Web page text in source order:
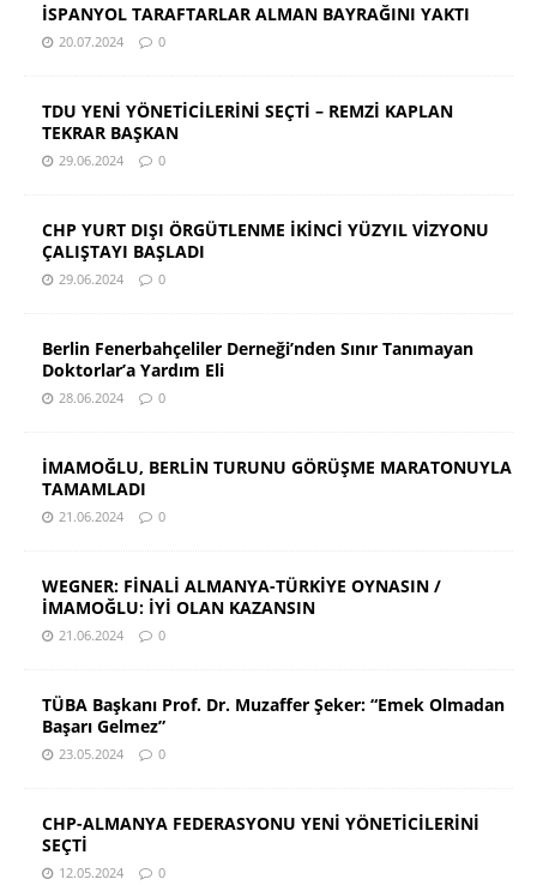
İSPANYOL TARAFTARLAR ALMAN BAYRAĞINI YAKTI
20.07.2024 0
TDU YENİ YÖNETİCİLERİNİ SEÇTİ – REMZİ KAPLAN
TEKRAR BAŞKAN
29.06.2024 0
CHP YURT DIŞI ÖRGÜTLENME İKİNCİ YÜZYIL VİZYONU
ÇALIŞTAYI BAŞLADI
29.06.2024 0
Berlin Fenerbahçeliler Derneği’nden Sınır Tanımayan
Doktorlar’a Yardım Eli
28.06.2024 0
İMAMOĞLU, BERLİN TURUNU GÖRÜŞME MARATONUYLA
TAMAMLADI
21.06.2024 0
WEGNER: FİNALİ ALMANYA-TÜRKİYE OYNASIN /
İMAMOĞLU: İYİ OLAN KAZANSIN
21.06.2024 0
TÜBA Başkanı Prof. Dr. Muzaffer Şeker: “Emek Olmadan
Başarı Gelmez”
23.05.2024 0
CHP-ALMANYA FEDERASYONU YENİ YÖNETİCİLERİNİ
SEÇTİ
12.05.2024 0